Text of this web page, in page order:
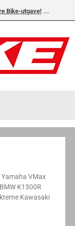
Bike-utgave!
VMax
K1300R
Kawasaki